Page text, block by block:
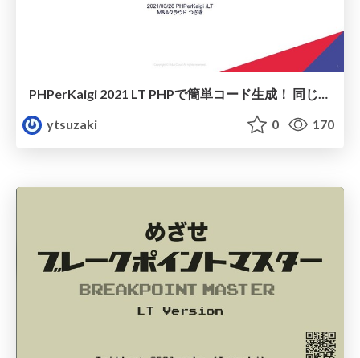
ytsuzaki
0 170